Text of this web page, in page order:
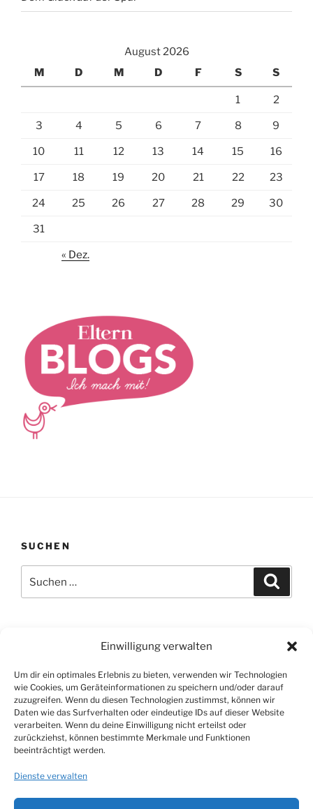
Einwilligung verwalten
Um dir ein optimales Erlebnis zu bieten, verwenden wir Technologien
wie Cookies, um Geräteinformationen zu speichern und/oder darauf
zuzugreifen. Wenn du diesen Technologien zustimmst, können wir
Daten wie das Surfverhalten oder eindeutige IDs auf dieser Website
verarbeiten. Wenn du deine Einwilligung nicht erteilst oder
zurückziehst, können bestimmte Merkmale und Funktionen
beeinträchtigt werden.
Dienste verwalten
August 2026
M
D M D F S S
1 2
3 4 5 6 7 8 9
10 11 12 13 14 15 16
17 18 19 20 21 22 23
24 25 26 27 28 29 30
31
« Dez.
SUCHEN
nach:
Andrea Labonte
Klosterweg 41
D-82335 Berg
Impressum